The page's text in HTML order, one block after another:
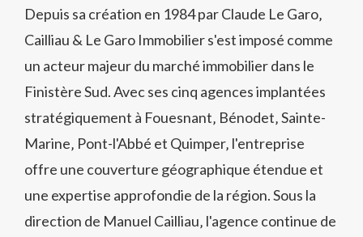
Depuis sa création en 1984 par Claude Le Garo‚
Cailliau & Le Garo Immobilier s'est imposé comme
un acteur majeur du marché immobilier dans le
Finistère Sud. Avec ses cinq agences implantées
stratégiquement à Fouesnant‚ Bénodet‚ Sainte-
Marine‚ Pont-l'Abbé et Quimper‚ l'entreprise
offre une couverture géographique étendue et
une expertise approfondie de la région. Sous la
direction de Manuel Cailliau‚ l'agence continue de